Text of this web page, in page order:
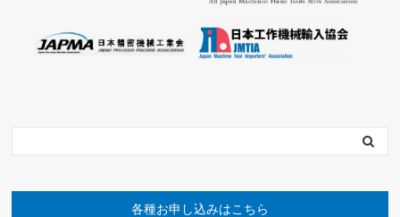
各種お申し込みはこちら